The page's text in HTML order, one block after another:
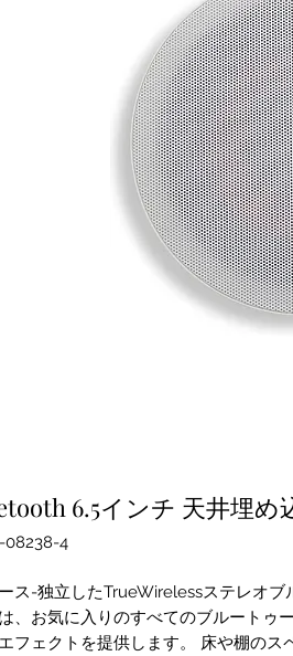
6.5インチ 天井埋め
08238-4
ス-独立したTrueWirelessステレオブ
、お気に入りのすべてのブルートゥ
フェクトを提供します。 床や棚のス